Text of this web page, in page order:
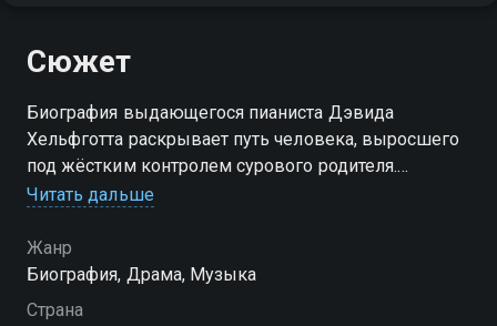
Сюжет
Биография выдающегося пианиста Дэвида
Хельфготта раскрывает путь человека, выросшего
под жёстким контролем сурового родителя.
Мрачные школьные годы сменяются дерзкими
сцены, страхом ошибок, постоянным давлением и
одиночеством. Позднее появляется шанс учиться
среди сильнейших мастеров, пробовать себя перед
Читать дальше
Жанр
Биография, Драма, Музыка
Страна